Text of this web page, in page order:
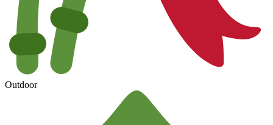
Outdoor